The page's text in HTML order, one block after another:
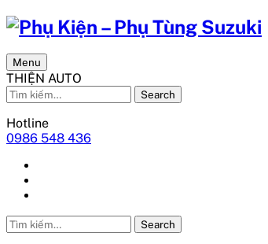
Menu
THIỆN AUTO
Search
Hotline
0986 548 436
Search